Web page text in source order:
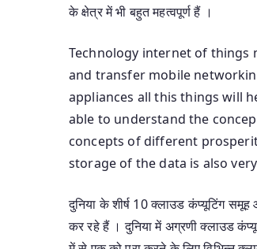
के क्षेत्र में भी बहुत महत्वपूर्ण हैं ।
Technology internet of things
and transfer mobile
appliances all this things will
able to understand the
concepts of different
storage of the data is also
दुनिया के शीर्ष 10 क्लाउड कंप्यूटिंग
कर रहे हैं । दुनिया में अग्रणी क्लाउड